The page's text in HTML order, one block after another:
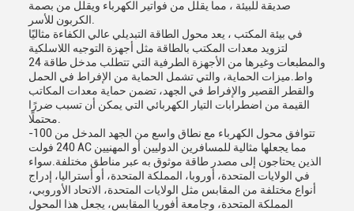
صديقة للبيئة ، مما يقلل من فواتير الكهرباء ويقلل من بصمة
في بيئة المكتب ، يعد محول الطاقة التبديلي عالي الكفاءة مثاليًا
لتزويد معدات المكتب بالطاقة مثل أجهزة التوجيه اللاسلكية
والمطبعات وغيرها من الأجهزة الطرفية التي تتطلب مدخل طاقة 24
واط.ميزات الحماية، والتي تشمل الحماية من الإفراط في الحمل
والقطر القصير والإفراط في الجهد، تضمن حماية معدات المكاتب
القيمة من اضطرابات التيار الكهربائي التي يمكن أن تسبب ضررًا
تتوافق محول الكهرباء مع نطاق واسع من الجهد المدخل من 100-
240 فولت AC مما يجعلها مثالية للمسافرين الدوليين أو المهنيين
الذين يحتاجون إلى مصدر طاقة موثوق به عبر مناطق مختلفة.سواء
في الولايات المتحدة، أوروبا، المملكة المتحدة، أو أستراليا، إدراج
أنواع مختلفة من المقابس مثل الولايات المتحدة، الاتحاد الأوروبي،
المملكة المتحدة، وجامعة أفوريا المقابس، يجعل هذا المحول